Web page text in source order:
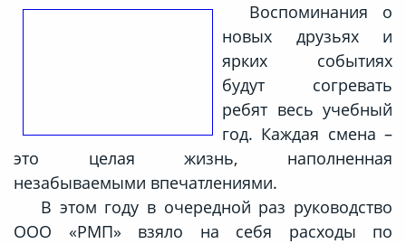
Воспоминания о
новых друзьях и
ярких событиях
будут согревать
ребят весь учебный
год. Каждая смена –
это целая жизнь, наполненная
незабываемыми впечатлениями.
В этом году в очередной раз руководство
ООО «РМП» взяло на себя расходы по